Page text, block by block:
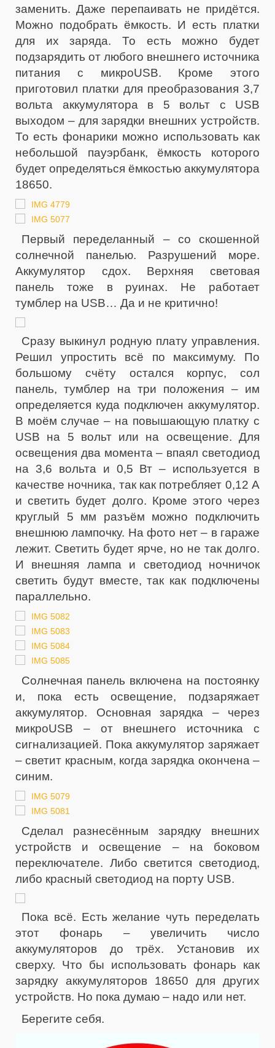
заменить. Даже перепаивать не придётся.
Можно подобрать ёмкость. И есть платки
для их заряда. То есть можно будет
подзарядить от любого внешнего источника
питания с микроUSB. Кроме этого
приготовил платки для преобразования 3,7
вольта аккумулятора в 5 вольт с USB
выходом – для зарядки внешних устройств.
То есть фонарики можно использовать как
небольшой пауэрбанк, ёмкость которого
будет определяться ёмкостью аккумулятора
18650.
Первый переделанный – со скошенной
солнечной панелью. Разрушений море.
Аккумулятор сдох. Верхняя световая
панель тоже в руинах. Не работает
тумблер на USB… Да и не критично!
Сразу выкинул родную плату управления.
Решил упростить всё по максимуму. По
большому счёту остался корпус, сол
панель, тумблер на три положения – им
определяется куда подключен аккумулятор.
В моём случае – на повышающую платку с
USB на 5 вольт или на освещение. Для
освещения два момента – впаял светодиод
на 3,6 вольта и 0,5 Вт – используется в
качестве ночника, так как потребляет 0,12 А
и светить будет долго. Кроме этого через
круглый 5 мм разъём можно подключить
внешнюю лампочку. На фото нет – в гараже
лежит. Светить будет ярче, но не так долго.
И внешняя лампа и светодиод ночничок
светить будут вместе, так как подключены
параллельно.
Солнечная панель включена на постоянку
и, пока есть освещение, подзаряжает
аккумулятор. Основная зарядка – через
микроUSB – от внешнего источника с
сигнализацией. Пока аккумулятор заряжает
– светит красным, когда зарядка окончена –
синим.
Сделал разнесённым зарядку внешних
устройств и освещение – на боковом
переключателе. Либо светится светодиод,
либо красный светодиод на порту USB.
Пока всё. Есть желание чуть переделать
этот фонарь – увеличить число
аккумуляторов до трёх. Установив их
сверху. Что бы использовать фонарь как
зарядку аккумуляторов 18650 для других
устройств. Но пока думаю – надо или нет.
Берегите себя.